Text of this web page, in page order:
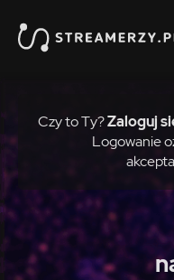
Czy to Ty?Zaloguj
Logowanie